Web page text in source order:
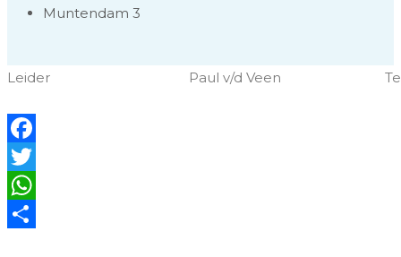
Muntendam 3
Leider Paul v/d Veen
Facebook
Twitter
WhatsApp